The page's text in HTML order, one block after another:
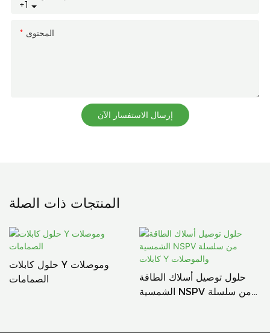
+1
المحتوى
إرسال الاستفسار الآن
المنتجات ذات الصلة
حلول كابلات Y وموصلات
الصمامات
حلول توصيل أسلاك الطاقة
الشمسية NSPV من سلسلة